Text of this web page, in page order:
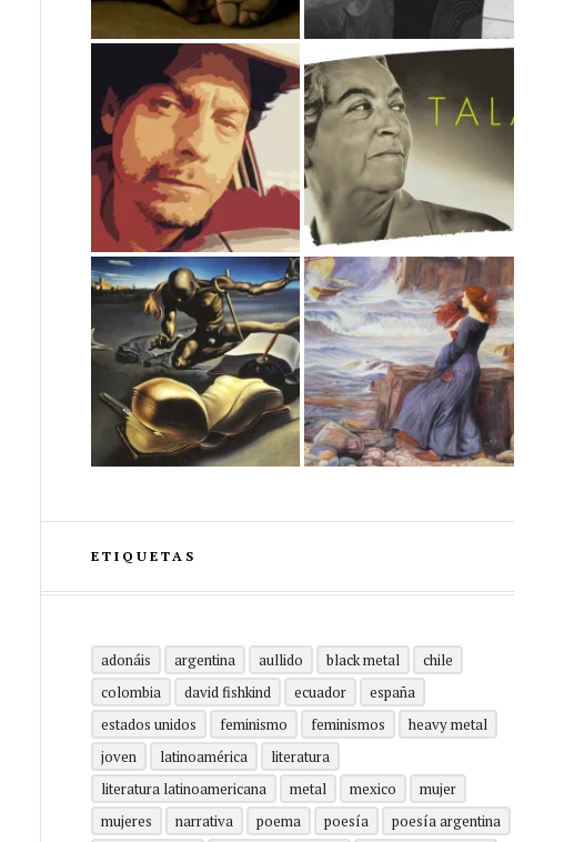
ETIQUETAS
adonáis argentina aullido black metal
chile
colombia
david fishkind ecuador
españa
estados unidos
feminismo feminismos
heavy metal
joven
latinoamérica
literatura
literatura latinoamericana
metal mexico
mujer
mujeres
narrativa poema poesía
poesía argentina